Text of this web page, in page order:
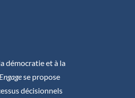
démocratie et à la
Engagese propose
décisionnels